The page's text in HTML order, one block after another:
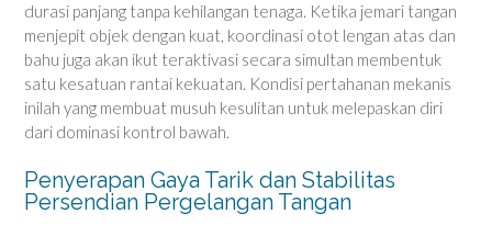
durasi panjang tanpa kehilangan tenaga. Ketika jemari tangan
menjepit objek dengan kuat, koordinasi otot lengan atas dan
bahu juga akan ikut teraktivasi secara simultan membentuk
satu kesatuan rantai kekuatan. Kondisi pertahanan mekanis
inilah yang membuat musuh kesulitan untuk melepaskan diri
dari dominasi kontrol bawah.
Penyerapan Gaya Tarik dan Stabilitas
Persendian Pergelangan Tangan